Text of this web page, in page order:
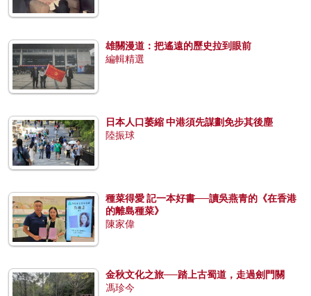
雄關漫道：把遙遠的歷史拉到眼前
編輯精選
日本人口萎縮 中港須先謀劃免步其後塵
陸振球
種菜得愛 記一本好書──讀吳燕青的《在香港
的離島種菜》
陳家偉
金秋文化之旅──踏上古蜀道，走過劍門關
馮珍今